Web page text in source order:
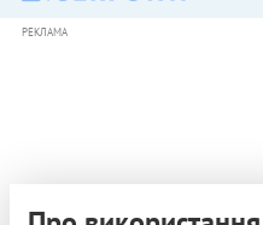
РЕКЛАМА